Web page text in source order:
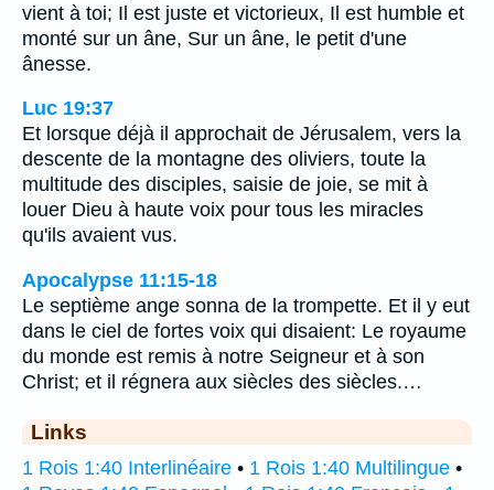
vient à toi; Il est juste et victorieux, Il est humble et
monté sur un âne, Sur un âne, le petit d'une
ânesse.
Luc 19:37
Et lorsque déjà il approchait de Jérusalem, vers la
descente de la montagne des oliviers, toute la
multitude des disciples, saisie de joie, se mit à
louer Dieu à haute voix pour tous les miracles
qu'ils avaient vus.
Apocalypse 11:15-18
Le septième ange sonna de la trompette. Et il y eut
dans le ciel de fortes voix qui disaient: Le royaume
du monde est remis à notre Seigneur et à son
Christ; et il régnera aux siècles des siècles.…
Links
1 Rois 1:40 Interlinéaire • 1 Rois 1:40 Multilingue •